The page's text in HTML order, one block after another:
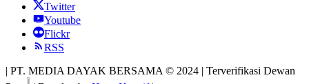
Twitter
Youtube
Flickr
RSS
| PT. MEDIA DAYAK BERSAMA © 2024 | Terverifikasi Dewan